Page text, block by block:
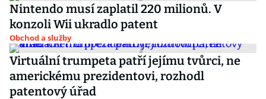
Nintendo musí zaplatil 220 milionů. V
konzoli Wii ukradlo patent
Obchod a služby
Virtuální trumpeta patří jejímu tvůrci, ne
americkému prezidentovi, rozhodl
patentový úřad